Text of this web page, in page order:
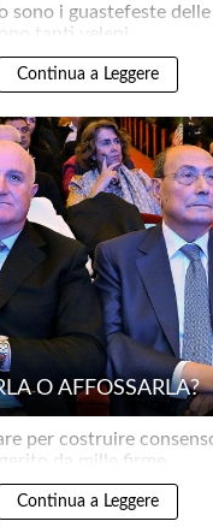
sono i guastefeste
tanti veleni..
Continua a Leggere
O AFFOSSARLA?
per costruire
da mille firme..
Continua a Leggere